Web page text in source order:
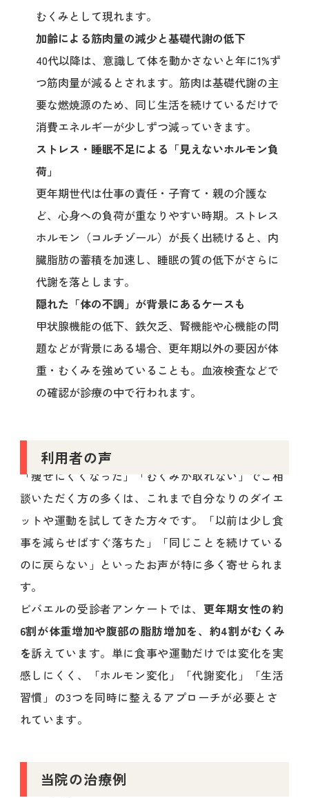
むくみとして現れます。
加齢による筋肉量の減少と基礎代謝の低下
40代以降は、意識して体を動かさないと年に1%ず
つ筋肉量が減るとされます。筋肉は基礎代謝の主
要な燃焼源のため、同じ生活を続けているだけで
消費エネルギーが少しずつ減っていきます。
ストレス・睡眠不足による「見えないホルモン負
荷」
更年期世代は仕事の責任・子育て・親の介護な
ど、心身への負荷が重なりやすい時期。ストレス
ホルモン（コルチゾール）が長く出続けると、内
臓脂肪の蓄積を加速し、睡眠の質の低下がさらに
代謝を落とします。
隠れた「体の不調」が背景にあるケースも
甲状腺機能の低下、鉄欠乏、腎機能や心機能の問
題などが背景にある場合、更年期以外の要因が体
重・むくみを強めていることも。血液検査などで
の確認が診療の中で行われます。
利用者の声
「痩せにくくなった」「むくみが取れない」でご相
談いただく方の多くは、これまで自分なりのダイエ
ットや運動を試してきた方々です。「以前は少し食
事を減らせばすぐ落ちた」「同じことを続けている
のに戻らない」といったお声が特に多く寄せられま
す。
ビバエルの受診者アンケートでは、 更年期女性の約
6割が体重増加や腹部の脂肪増加を、約4割がむくみ
を訴えています。単に食事や運動だけでは変化を実
感しにくく、「ホルモン変化」「代謝変化」「生活
習慣」の3つを同時に整えるアプローチが必要とさ
れています。
当院の治療例